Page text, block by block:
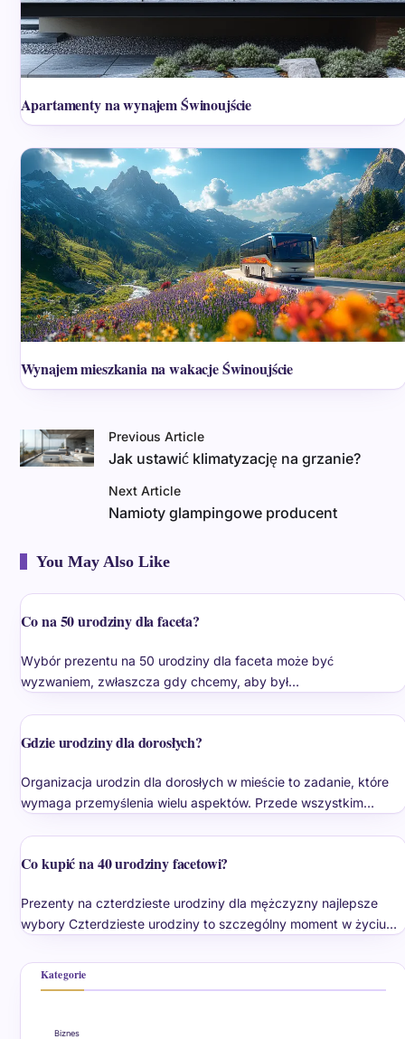
Apartamenty na wynajem Świnoujście
Wynajem mieszkania na wakacje Świnoujście
Previous Article
Jak ustawić klimatyzację na grzanie?
Next Article
Namioty glampingowe producent
You May Also Like
Co na 50 urodziny dla faceta?
Wybór prezentu na 50 urodziny dla faceta może być
wyzwaniem, zwłaszcza gdy chcemy, aby był…
Gdzie urodziny dla dorosłych?
Organizacja urodzin dla dorosłych w mieście to zadanie, które
wymaga przemyślenia wielu aspektów. Przede wszystkim…
Co kupić na 40 urodziny facetowi?
Prezenty na czterdzieste urodziny dla mężczyzny najlepsze
wybory Czterdzieste urodziny to szczególny moment w życiu…
Kategorie
Biznes